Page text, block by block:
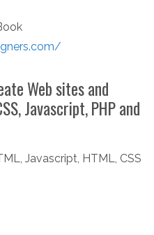
Web sites and
Javascript, PHP and
Javascript, HTML, CSS